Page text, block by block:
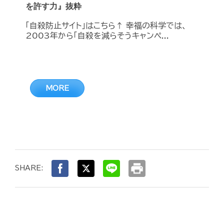
を許す力』抜粋
「自殺防止サイト」はこちら↑ 幸福の科学では、
2003年から「自殺を減らそうキャンペ...
MORE
SHARE: print